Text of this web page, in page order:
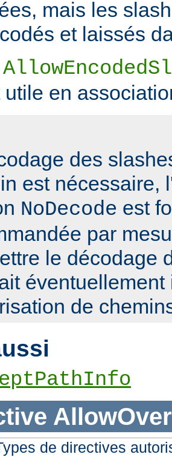
mais les
et laissés
utile en
des
est nécessaire,
NoDecode est
par
le décodage
éventuellement
de
de directives